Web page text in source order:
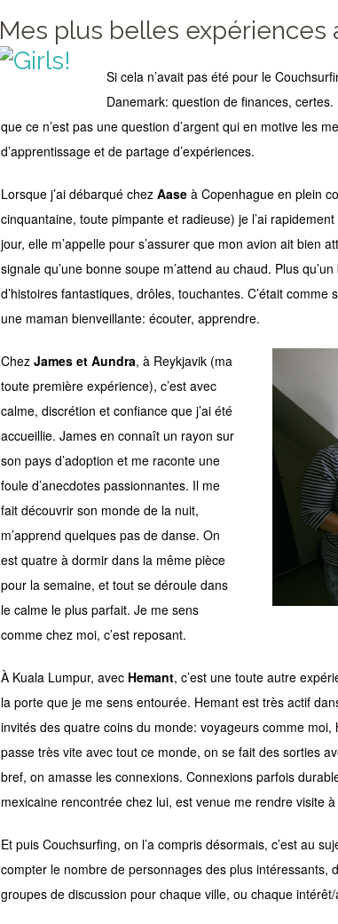
Mes plus belles expériences
Si cela n’avait pas été pour le
Danemark: question de finances,
que ce n’est pas une question d’argent qui en motive les
d’apprentissage et de partage d’expériences.
Lorsque j’ai débarqué chez Aase à Copenhague en plein
cinquantaine, toute pimpante et radieuse) je l’ai
jour, elle m’appelle pour s’assurer que mon avion ait bien
signale qu’une bonne soupe m’attend au chaud. Plus
d’histoires fantastiques, drôles, touchantes. C’était
une maman bienveillante: écouter, apprendre.
Chez James et Aundra, à Reykjavik (ma
toute première expérience), c’est avec
calme, discrétion et confiance que j’ai été
accueillie. James en connaît un rayon sur
son pays d’adoption et me raconte une
foule d’anecdotes passionnantes. Il me
fait découvrir son monde de la nuit,
m’apprend quelques pas de danse. On
est quatre à dormir dans la même pièce
pour la semaine, et tout se déroule dans
le calme le plus parfait. Je me sens
comme chez moi, c’est reposant.
À Kuala Lumpur, avec Hemant, c’est une toute autre
la porte que je me sens entourée. Hemant est très actif
invités des quatre coins du monde: voyageurs comme
passe très vite avec tout ce monde, on se fait des sorties
bref, on amasse les connexions. Connexions parfois
mexicaine rencontrée chez lui, est venue me rendre visite
Et puis Couchsurfing, on l’a compris désormais, c’est au
compter le nombre de personnages des plus intéressants,
groupes de discussion pour chaque ville, ou chaque